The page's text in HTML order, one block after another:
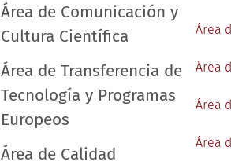
Área de Comunicación y
Cultura Científica
Área de Transferencia de
Tecnología y Programas
Europeos
Área de Calidad
Área
Área
Área
Área